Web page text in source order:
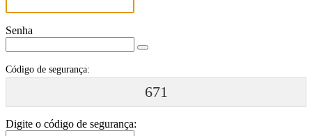
Senha
Código de segurança:
671
Digite o código de segurança: